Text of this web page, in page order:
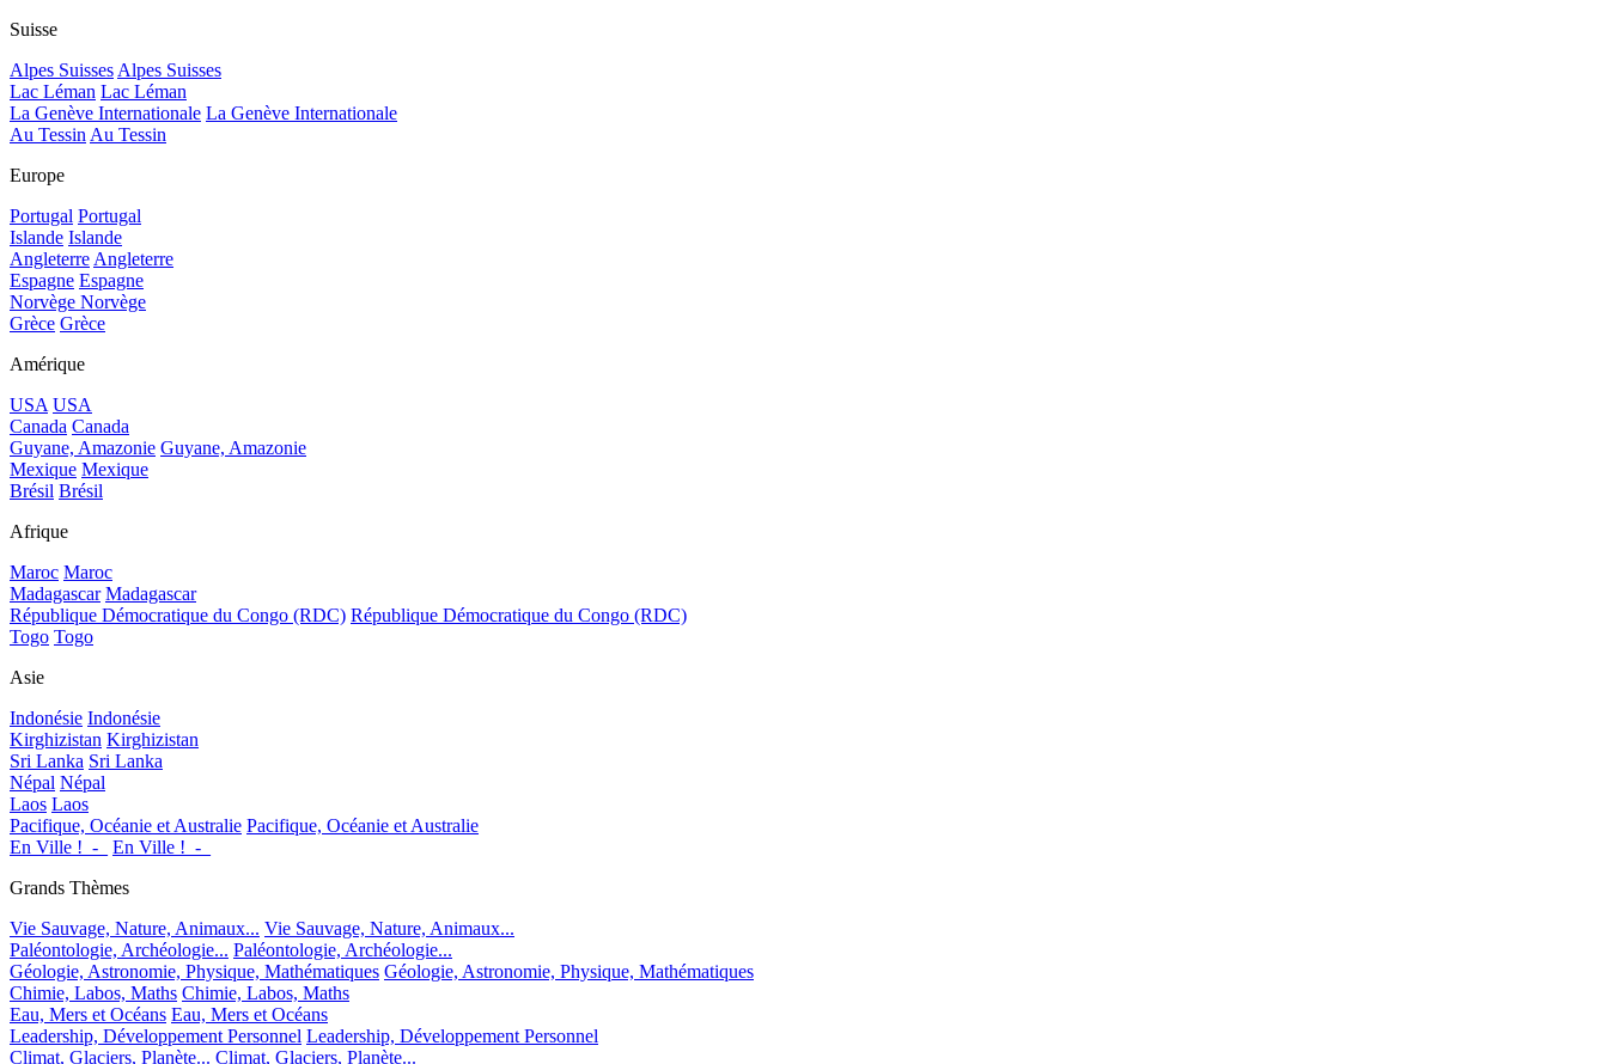
Suisse
Alpes Suisses Alpes Suisses
Lac Léman Lac Léman
La Genève Internationale La Genève Internationale
Au Tessin Au Tessin
Europe
Portugal Portugal
Islande Islande
Angleterre Angleterre
Espagne Espagne
Norvège Norvège
Grèce Grèce
Amérique
USA USA
Canada Canada
Guyane, Amazonie Guyane, Amazonie
Mexique Mexique
Brésil Brésil
Afrique
Maroc Maroc
Madagascar Madagascar
République Démocratique du Congo (RDC) République Démocratique du Congo (RDC)
Togo Togo
Asie
Indonésie Indonésie
Kirghizistan Kirghizistan
Sri Lanka Sri Lanka
Népal Népal
Laos Laos
Pacifique, Océanie et Australie Pacifique, Océanie et Australie
En Ville !_-_
En Ville !_-_
Grands Thèmes
Vie Sauvage, Nature, Animaux... Vie Sauvage, Nature, Animaux...
Paléontologie, Archéologie... Paléontologie, Archéologie...
Géologie, Astronomie, Physique, Mathématiques Géologie, Astronomie, Physique, Mathématiques
Chimie, Labos, Maths Chimie, Labos, Maths
Eau, Mers et Océans Eau, Mers et Océans
Leadership, Développement Personnel Leadership, Développement Personnel
Climat, Glaciers, Planète... Climat, Glaciers, Planète...